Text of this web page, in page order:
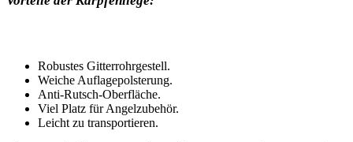
Robustes Gitterrohrgestell.
Weiche Auflagepolsterung.
Anti-Rutsch-Oberfläche.
Viel Platz für Angelzubehör.
Leicht zu transportieren.